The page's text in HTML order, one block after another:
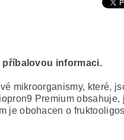
příbalovou informaci.
mikroorganismy, které,
Premium
je obohacen o